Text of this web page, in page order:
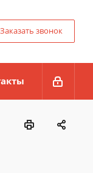
Заказать звонок